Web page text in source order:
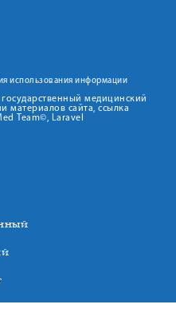
использования информации
медицинский
материалов сайта, ссылка
Team©, Laravel